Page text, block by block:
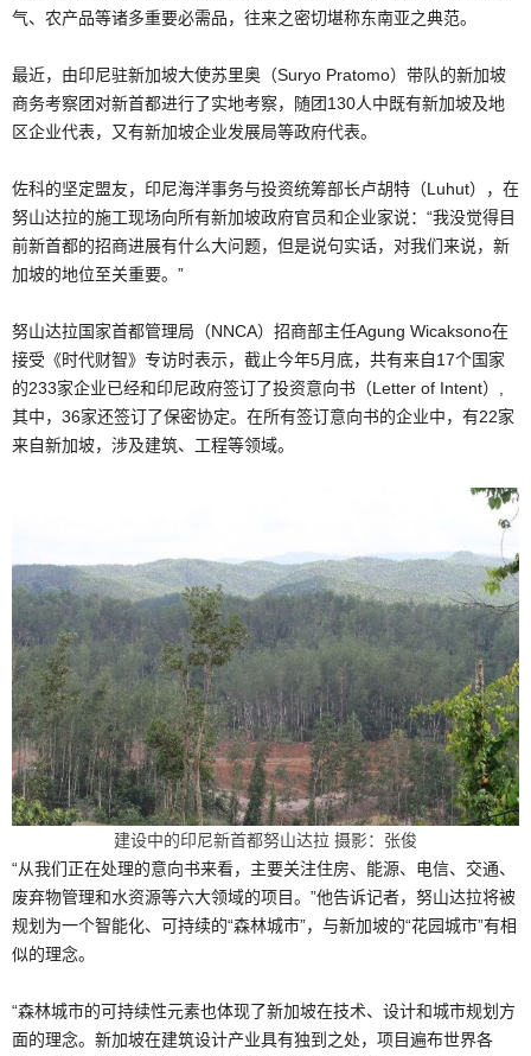
气、农产品等诸多重要必需品，往来之密切堪称东南亚之典范。
最近，由印尼驻新加坡大使苏里奥（Suryo Pratomo）带队的新加坡
商务考察团对新首都进行了实地考察，随团130人中既有新加坡及地
区企业代表，又有新加坡企业发展局等政府代表。
佐科的坚定盟友，印尼海洋事务与投资统筹部长卢胡特（Luhut），在
努山达拉的施工现场向所有新加坡政府官员和企业家说：“我没觉得目
前新首都的招商进展有什么大问题，但是说句实话，对我们来说，新
加坡的地位至关重要。”
努山达拉国家首都管理局（NNCA）招商部主任Agung Wicaksono在
接受《时代财智》专访时表示，截止今年5月底，共有来自17个国家
的233家企业已经和印尼政府签订了投资意向书（Letter of Intent）,
其中，36家还签订了保密协定。在所有签订意向书的企业中，有22家
来自新加坡，涉及建筑、工程等领域。
建设中的印尼新首都努山达拉 摄影：张俊
“从我们正在处理的意向书来看，主要关注住房、能源、电信、交通、
废弃物管理和水资源等六大领域的项目。”他告诉记者，努山达拉将被
规划为一个智能化、可持续的“森林城市”，与新加坡的“花园城市”有相
似的理念。
“森林城市的可持续性元素也体现了新加坡在技术、设计和城市规划方
面的理念。新加坡在建筑设计产业具有独到之处，项目遍布世界各